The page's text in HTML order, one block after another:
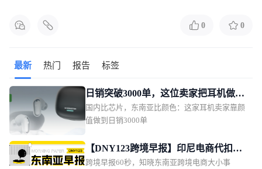
0 0
最新 热门 报告 标签
日销突破3000单，这位卖家把耳机做成
了东南亚年轻人的时尚单品
国内比芯片，东南亚比颜色：这家耳机卖家靠颜
值做到日销3000单
【DNY123跨境早报】印尼电商代扣税
改期11月1日；TikTok Shop推动印尼订
跨境早报60秒，知晓东南亚跨境电商大小事